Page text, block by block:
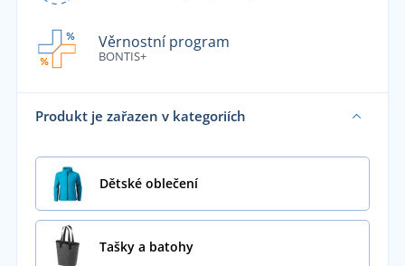
Věrnostní program
BONTIS+
Produkt je zařazen v kategoriích
Dětské oblečení
Tašky a batohy